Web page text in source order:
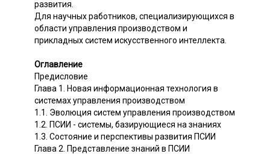
развития.
Для научных работников, специализирующихся в
области управления производством и
прикладных систем искусственного интеллекта.
Оглавление
Предисловие
Глава 1. Новая информационная технология в
системах управления производством
1.1. Эволюция систем управления производством
1.2. ПСИИ - системы, базирующиеся на знаниях
1.3. Состояние и перспективы развития ПСИИ
Глава 2. Представление знаний в ПСИИ